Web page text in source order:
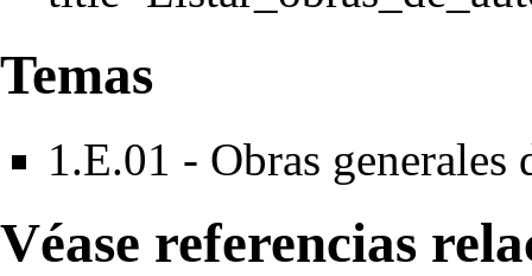
Temas
1.E.01 - Obras
Véase referencias